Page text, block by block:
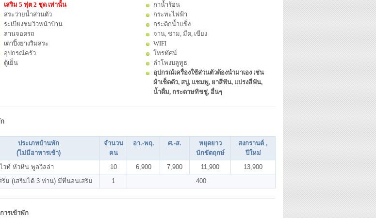
เสริม 5 ฟุต 2 ชุด เท่านั้น
สระว่ายน้ำส่วนตัว
ระเบียงชมวิวหน้าบ้าน
ลานจอดรถ
เตาปิ้งย่างริมสระ
อุปกรณ์ครัว
ตู้เย็น
กาน้ำร้อน
กระทะไฟฟ้า
กระติกน้ำแข็ง
จาน, ชาม, มีด, เขียง
WIFI
โทรทัศน์
ลำโพงบลูทูธ
อุปกรณ์เครื่องใช้ส่วนตัวต้องนำมาเอง เช่น
ผ้าเช็ดตัว, สบู่, แชมพู, ยาสีฟัน, แปรงสีฟัน,
น้ำดื่ม, กระดาษทิชชู่, อื่นๆ
ประเภทบ้านพัก
(ไม่มีอาหารเช้า)
จำนวน
คน
อา.-พฤ. ศ.-ส.
หยุดยาว
นักขัตฤกษ์
สงกรานต์ ,
ปีใหม่
วท์ หัวหิน พูลวิลล่า
10 6,900 7,900 11,900
13,900
ริม (เสริมได้ 3 ท่าน) มีที่นอนเสริม
1 400
ารเข้าพัก